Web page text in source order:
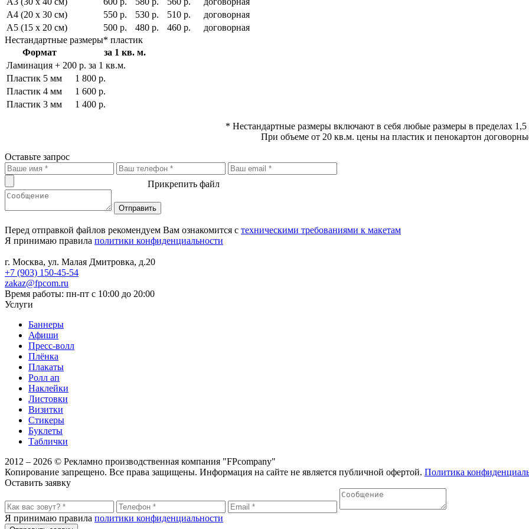
A4 (20 x 30 см)
550 р. 530 р. 510 р.
договорная
A5 (15 x 20 см)
500 р. 480 р. 460 р.
договорная
Нестандартные размеры* пластик
Формат
за 1 кв. м.
Ламинация + 200 р. за 1 кв.м.
Пластик 5 мм
1 800 р.
Пластик 4 мм
1 600 р.
Пластик 3 мм
1 400 р.
* Нестандартные размеры включают в себя любые размеры в пределах 1,5
При объеме от 20 кв.м. цены на пластик и пенокартон
Оставьте запрос
Прикрепить файл
Перед отправкой файлов рекомендуем Вам ознакомится с техническими требованиями к макетам
Я принимаю правила политики конфиденциальности
г. Москва, ул. Малая Дмитровка, д.20
+7 (903) 150-45-54
zakaz@fpcom.ru
Время работы: пн-пт с 10:00 до 20:00
Услуги
Баннеры
Афиши
Пресс-волл
Плёнка
Плакаты
Ролл ап
Наклейки
Листовки
Визитки
Стикеры
Буклеты
Таблички
2012 – 2026 © Рекламно производственная компания "FPcompany"
Копирование запрещено. Все права защищены. Информация на сайте не является публичной офертой. Политика
Оставить заявку
Я принимаю правила политики конфиденциальности